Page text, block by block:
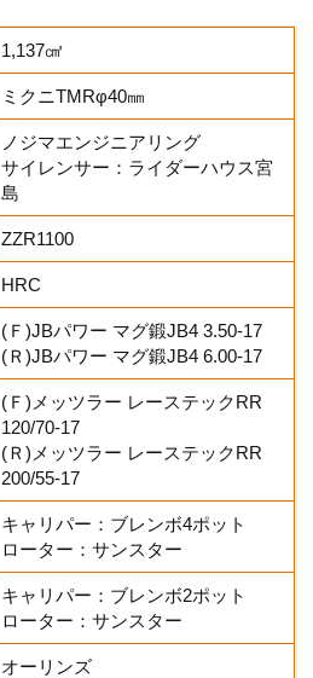
1,137㎤
ミクニTMRφ40㎜
ノジマエンジニアリング
サイレンサー：ライダーハウス宮
島
ZZR1100
HRC
(Ｆ)JBパワー マグ鍛JB4 3.50-17
(Ｒ)JBパワー マグ鍛JB4 6.00-17
(Ｆ)メッツラー レーステックRR
120/70-17
(Ｒ)メッツラー レーステックRR
200/55-17
キャリパー：ブレンボ4ポット
ローター：サンスター
キャリパー：ブレンボ2ポット
ローター：サンスター
オーリンズ